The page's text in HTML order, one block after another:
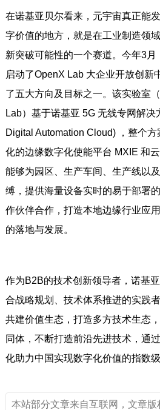
在诺基亚贝尔看来，元宇宙真正能
字价值的地方，就是在工业制造领
新突破可能性的一个赛道。今年3
启动了OpenX Lab 大企业开放创新
了五大方向及目标之一。该实验室
Lab）基于诺基亚 5G 无线专网解
Digital Automation Cloud) ，整个
化的边缘数字化使能平台 MXIE 和
能够为园区、生产车间、生产线以
缚，提供海量设备实时的易于部署
作伙伴合作，打造本地边缘行业应
的落地与发展。
作为B2B的技术创新领导者，诺基
合战略规划、技术体系推进的实践
共建价值生态，打造多方技术生态
同体，不断打造前沿先进技术，通
化助力中国实现数字化价值的指数级
本站部分文章来自互联网，文章